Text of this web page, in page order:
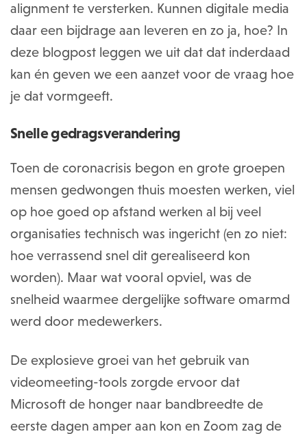
alignment te versterken. Kunnen digitale media
daar een bijdrage aan leveren en zo ja, hoe? In
deze blogpost leggen we uit dat dat inderdaad
kan én geven we een aanzet voor de vraag hoe
je dat vormgeeft.
Snelle gedragsverandering
Toen de coronacrisis begon en grote groepen
mensen gedwongen thuis moesten werken, viel
op hoe goed op afstand werken al bij veel
organisaties technisch was ingericht (en zo niet:
hoe verrassend snel dit gerealiseerd kon
worden). Maar wat vooral opviel, was de
snelheid waarmee dergelijke software omarmd
werd door medewerkers.
De explosieve groei van het gebruik van
videomeeting-tools zorgde ervoor dat
Microsoft de honger naar bandbreedte de
eerste dagen amper aan kon en Zoom zag de